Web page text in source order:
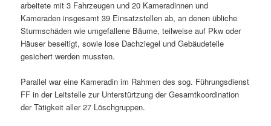
arbeitete mit 3 Fahrzeugen und 20 Kameradinnen und
Kameraden insgesamt 39 Einsatzstellen ab, an denen übliche
Sturmschäden wie umgefallene Bäume, teilweise auf Pkw oder
Häuser beseitigt, sowie lose Dachziegel und Gebäudeteile
gesichert werden mussten.
Parallel war eine Kameradin im Rahmen des sog. Führungsdienst
FF in der Leitstelle zur Unterstürtzung der Gesamtkoordination
der Tätigkeit aller 27 Löschgruppen.